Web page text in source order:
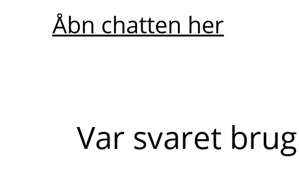
Åbn chatten her
Var svaret